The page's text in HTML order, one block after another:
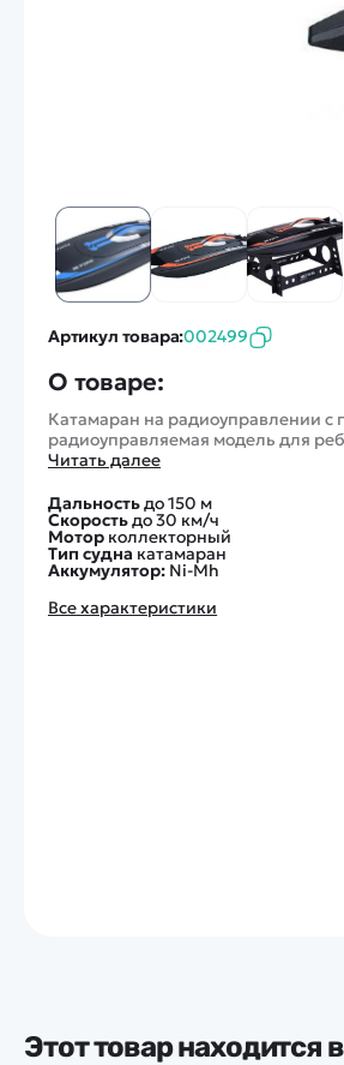
Артикул товара:002499
О товаре:
Катамаран на радиоуправлении
радиоуправляемая модель для
Читать далее
Дальностьдо 150 м
Скоростьдо 30 км/ч
Мотор коллекторный
Тип судна катамаран
Аккумулятор: Ni-Mh
Все характеристики
Этот товар находится